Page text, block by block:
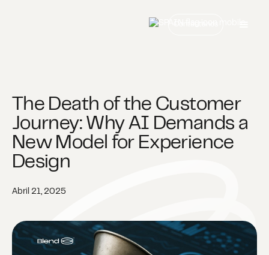
The Death of the Customer
Journey: Why AI Demands a
New Model for Experience
Design
Abril 21, 2025